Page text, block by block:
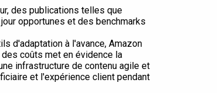
des publications telles que
opportunes et des benchmarks
d'adaptation à l'avance, Amazon
coûts met en évidence la
infrastructure de contenu agile et
et l'expérience client pendant